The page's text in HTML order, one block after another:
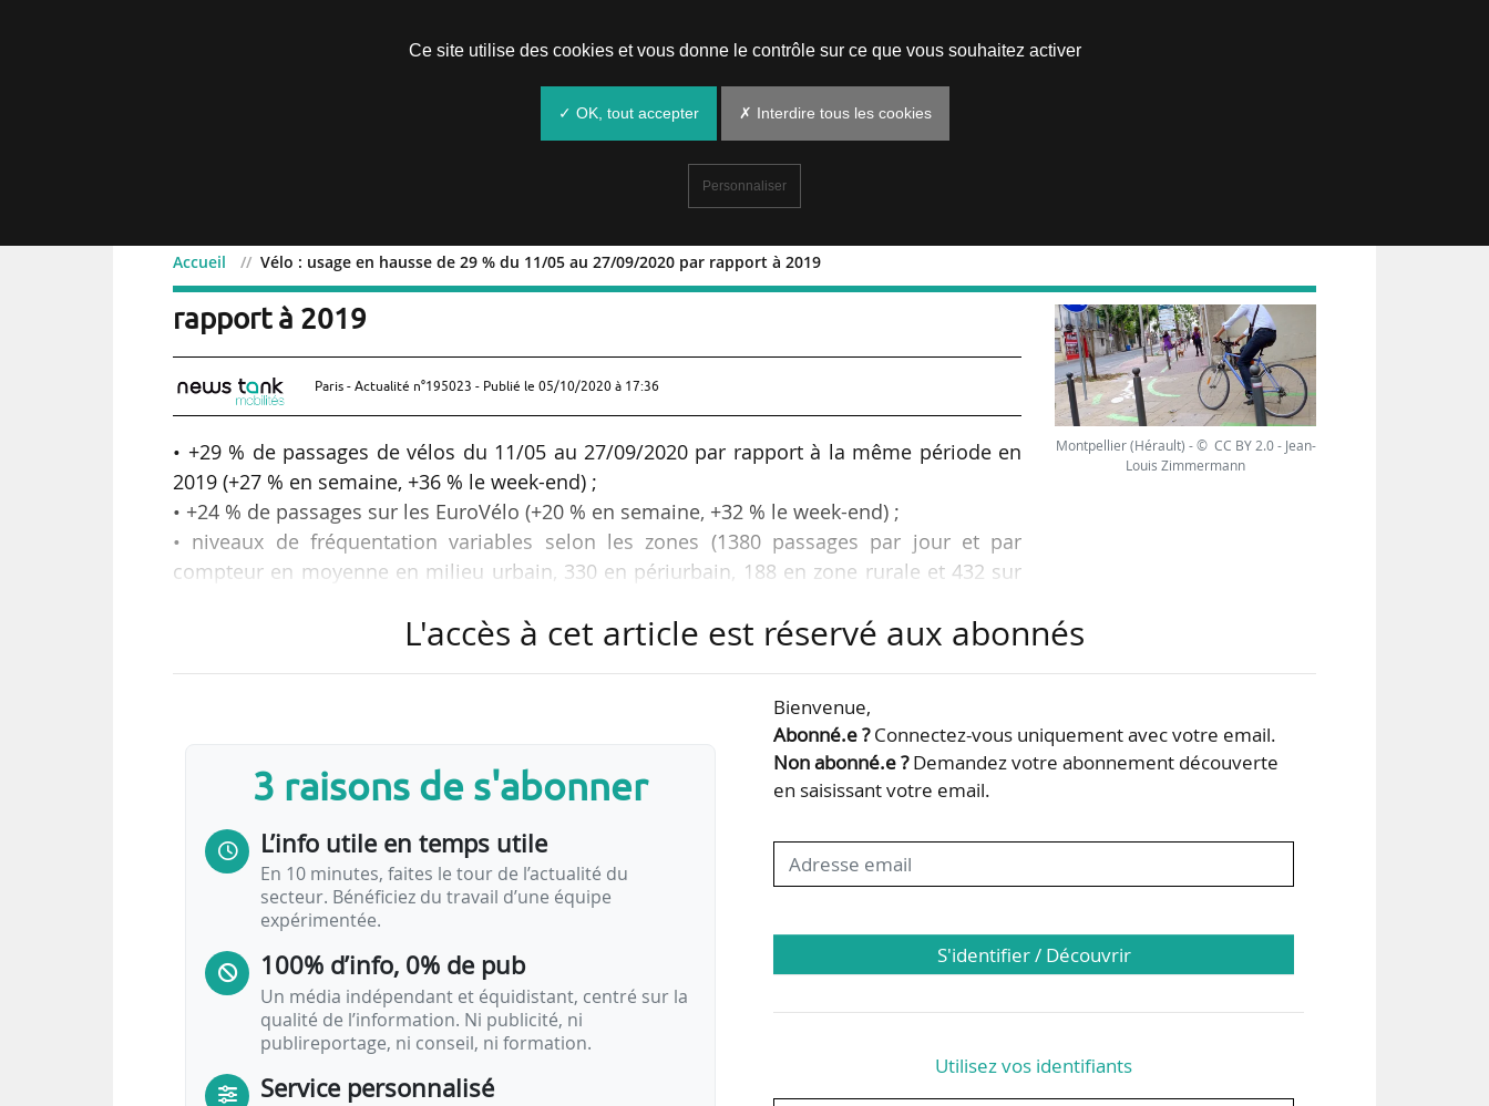
Accueil Vélo : usage en hausse de 29 % du 11/05 au 27/09/2020 par rapport à 2019
Vélo : usage en hausse de 29 % du 11/05 au 27/09/2020 par
rapport à 2019
Paris - Actualité n°195023 - Publié le 05/10/2020 à 17:36
• +29 % de passages de vélos du 11/05 au 27/09/2020 par rapport à la même période en
2019 (+27 % en semaine, +36 % le week-end) ;
• +24 % de passages sur les EuroVélo (+20 % en semaine, +32 % le week-end) ;
• niveaux de fréquentation variables selon les zones (1380 passages par jour et par
compteur en moyenne en milieu urbain, 330 en périurbain, 188 en zone rurale et 432 sur
« Fin des congés, météo clémente, de nouvelles habitudes qui se pérennisent sont autant
de facteurs propices à la pratique cyclable. À la clé, encore de belles progressions du
Montpellier (Hérault) - © CC BY 2.0 - Jean-
Louis Zimmermann
L'accès à cet article est réservé aux abonnés
3 raisons de s'abonner
L’info utile en temps utile
En 10 minutes, faites le tour de l’actualité du
secteur. Bénéficiez du travail d’une équipe
expérimentée.
100% d’info, 0% de pub
Un média indépendant et équidistant, centré sur la
qualité de l’information. Ni publicité, ni
publireportage, ni conseil, ni formation.
Service personnalisé
Bienvenue,
Abonné.e ?Connectez-vous uniquement avec votre email.
Non abonné.e ?Demandez votre abonnement découverte
en saisissant votre email.
S'identifier / Découvrir
Utilisez vos identifiants
Ce site utilise des cookies et vous donne le contrôle sur ce que vous souhaitez activer
✓ OK, tout accepter ✗ Interdire tous les cookies
Personnaliser